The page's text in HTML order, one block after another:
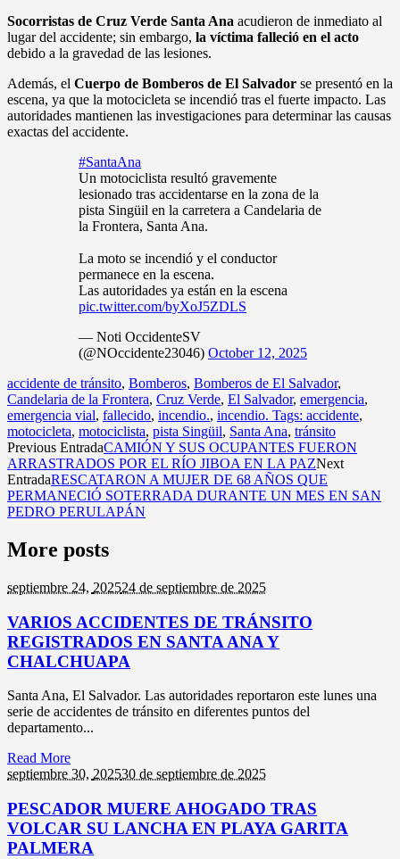
Socorristas de Cruz Verde Santa Ana acudieron de inmediato al
lugar del accidente; sin embargo, la víctima falleció en el acto
debido a la gravedad de las lesiones.
Además, el Cuerpo de Bomberos de El Salvador se presentó en la
escena, ya que la motocicleta se incendió tras el fuerte impacto. Las
autoridades mantienen las investigaciones para determinar las causas
exactas del accidente.
#SantaAna
Un motociclista resultó gravemente
lesionado tras accidentarse en la zona de la
pista Singüil en la carretera a Candelaria de
la Frontera, Santa Ana.
La moto se incendió y el conductor
permanece en la escena.
Las autoridades ya están en la escena
pic.twitter.com/byXoJ5ZDLS
— Noti OccidenteSV
(@NOccidente23046) October 12, 2025
accidente de tránsito, Bomberos, Bomberos de El Salvador,
Candelaria de la Frontera, Cruz Verde, El Salvador, emergencia,
emergencia vial, fallecido, incendio., incendio. Tags: accidente,
motocicleta, motociclista, pista Singüil, Santa Ana, tránsito
Previous EntradaCAMIÓN Y SUS OCUPANTES FUERON
ARRASTRADOS POR EL RÍO JIBOA EN LA PAZNext
EntradaRESCATARON A MUJER DE 68 AÑOS QUE
PERMANECIÓ SOTERRADA DURANTE UN MES EN SAN
PEDRO PERULAPÁN
More posts
septiembre 24, 202524 de septiembre de 2025
VARIOS ACCIDENTES DE TRÁNSITO
REGISTRADOS EN SANTA ANA Y
CHALCHUAPA
Santa Ana, El Salvador. Las autoridades reportaron este lunes una
serie de accidentes de tránsito en diferentes puntos del
departamento...
Read More
septiembre 30, 202530 de septiembre de 2025
PESCADOR MUERE AHOGADO TRAS
VOLCAR SU LANCHA EN PLAYA GARITA
PALMERA